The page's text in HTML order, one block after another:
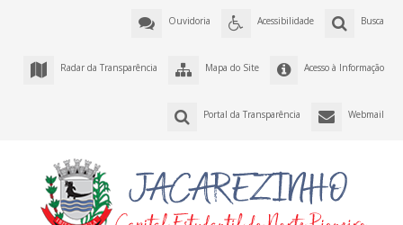
Busca
Acessibilidade
Ouvidoria
Acesso à Informação
Mapa do Site
Radar da Transparência
Webmail
Portal da Transparência